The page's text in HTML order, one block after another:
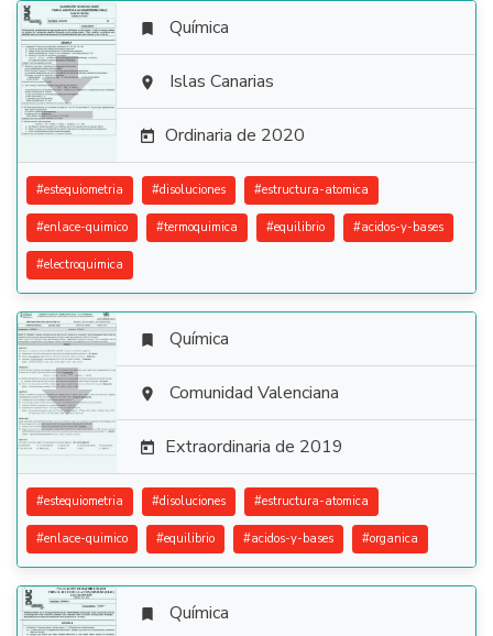

 Química
 Islas Canarias
 Ordinaria de 2020
#estequiometria #disoluciones #estructura-atomica
#enlace-quimico #termoquimica #equilibrio #acidos-y-bases
#electroquimica

 Química
 Comunidad Valenciana
 Extraordinaria de 2019
#estequiometria #disoluciones #estructura-atomica
#enlace-quimico #equilibrio #acidos-y-bases #organica
 Química